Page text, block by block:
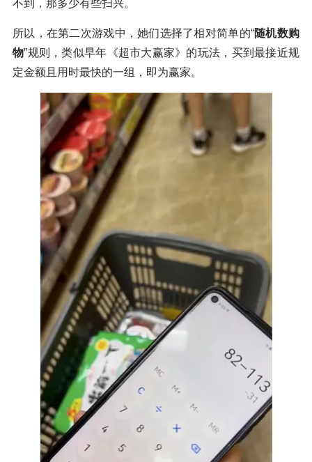
不到，那多少有些扫兴。
所以，在第二次游戏中，她们选择了相对简单的“随机数购
物”规则，类似早年《超市大赢家》的玩法，买到最接近规
定金额且用时最快的一组，即为赢家。